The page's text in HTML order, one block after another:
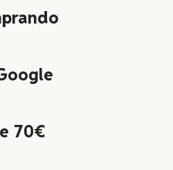
70€